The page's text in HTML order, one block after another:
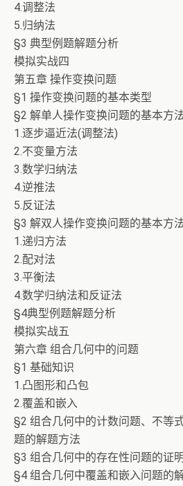
4.调整法
5.归纳法
§3 典型例题解题分析
模拟实战四
第五章 操作变换问题
§1 操作变换问题的基本类型
§2 解单人操作变换问题的基本方
1.逐步逼近法(调整法)
2.不变量方法
3.数学归纳法
4.逆推法
5.反证法
§3 解双人操作变换问题的基本方
1.递归方法
2.配对法
3.平衡法
4.数学归纳法和反证法
§4典型例题解题分析
模拟实战五
第六章 组合几何中的问题
§1 基础知识
1.凸图形和凸包
2.覆盖和嵌入
§2 组合几何中的计数问题、不等
题的解题方法
§3 组合几何中的存在性问题的证
§4 组合几何中覆盖和嵌入问题的